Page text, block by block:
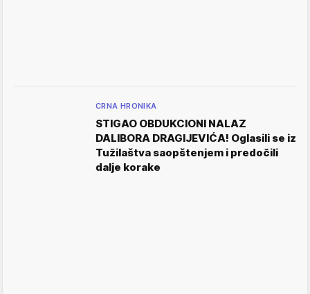
CRNA HRONIKA
STIGAO OBDUKCIONI NALAZ
DALIBORA DRAGIJEVIĆA! Oglasili se iz
Tužilaštva saopštenjem i predočili
dalje korake